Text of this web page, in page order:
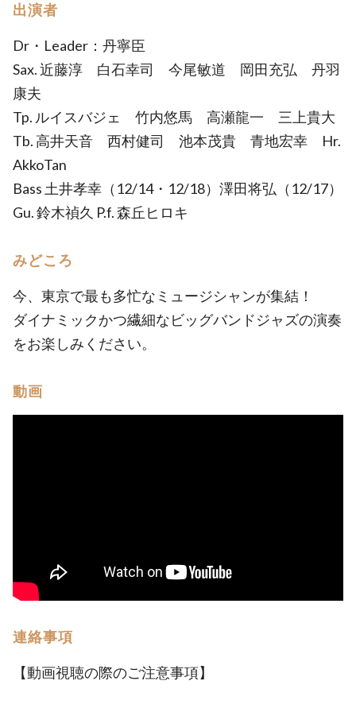
出演者
Dr・Leader：丹寧臣
Sax. 近藤淳 白石幸司 今尾敏道 岡田充弘 丹羽
康夫
Tp. ルイスバジェ 竹内悠馬 高瀬龍一 三上貴大
Tb. 高井天音 西村健司 池本茂貴 青地宏幸 Hr.
AkkoTan
Bass 土井孝幸（12/14・12/18）澤田将弘（12/17）
Gu. 鈴木禎久 P.f. 森丘ヒロキ
みどころ
今、東京で最も多忙なミュージシャンが集結！
ダイナミックかつ繊細なビッグバンドジャズの演奏
をお楽しみください。
動画
連絡事項
【動画視聴の際のご注意事項】